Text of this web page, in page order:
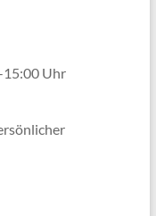
15:00 Uhr